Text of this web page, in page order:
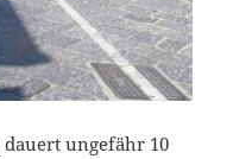
dauert ungefähr 10